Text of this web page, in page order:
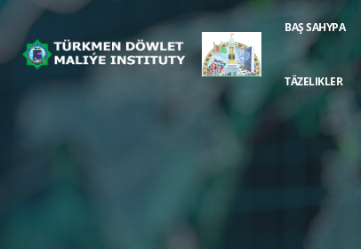
BAŞ SAHYPA
TÄZELIKLER